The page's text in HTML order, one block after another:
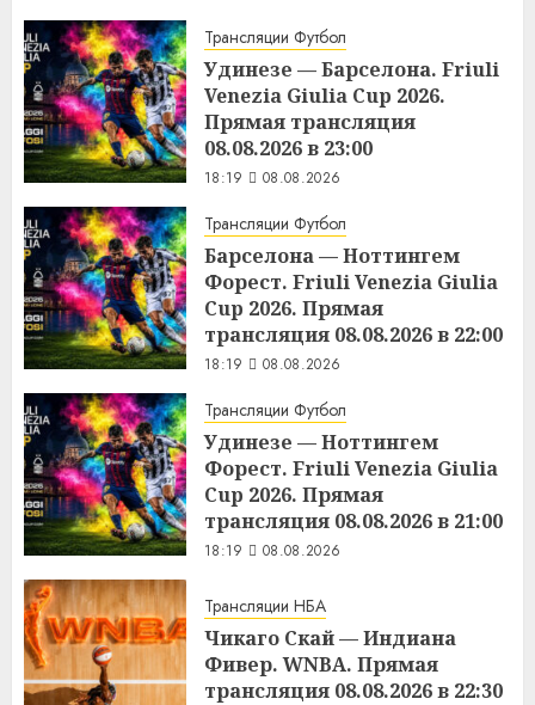
Трансляции Футбол
Удинезе — Барселона. Friuli
Venezia Giulia Cup 2026.
Прямая трансляция
08.08.2026 в 23:00
18:19 08.08.2026
Трансляции Футбол
Барселона — Ноттингем
Форест. Friuli Venezia Giulia
Cup 2026. Прямая
трансляция 08.08.2026 в 22:00
18:19 08.08.2026
Трансляции Футбол
Удинезе — Ноттингем
Форест. Friuli Venezia Giulia
Cup 2026. Прямая
трансляция 08.08.2026 в 21:00
18:19 08.08.2026
Трансляции НБА
Чикаго Скай — Индиана
Фивер. WNBA. Прямая
трансляция 08.08.2026 в 22:30